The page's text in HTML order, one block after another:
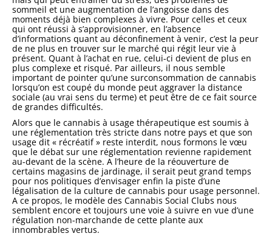
sommeil et une augmentation de l’angoisse dans des
moments déjà bien complexes à vivre. Pour celles et ceux
qui ont réussi à s’approvisionner, en l’absence
d’informations quant au déconfinement à venir, c’est la peur
de ne plus en trouver sur le marché qui régit leur vie à
présent. Quant à l’achat en rue, celui-ci devient de plus en
plus complexe et risqué. Par ailleurs, il nous semble
important de pointer qu’une surconsommation de cannabis
lorsqu’on est coupé du monde peut aggraver la distance
sociale (au vrai sens du terme) et peut être de ce fait source
de grandes difficultés.
Alors que le cannabis à usage thérapeutique est soumis à
une réglementation très stricte dans notre pays et que son
usage dit « récréatif » reste interdit, nous formons le vœu
que le débat sur une réglementation revienne rapidement
au-devant de la scène. A l’heure de la réouverture de
certains magasins de jardinage, il serait peut grand temps
pour nos politiques d’envisager enfin la piste d’une
légalisation de la culture de cannabis pour usage personnel.
A ce propos, le modèle des Cannabis Social Clubs nous
semblent encore et toujours une voie à suivre en vue d’une
régulation non-marchande de cette plante aux
innombrables vertus.